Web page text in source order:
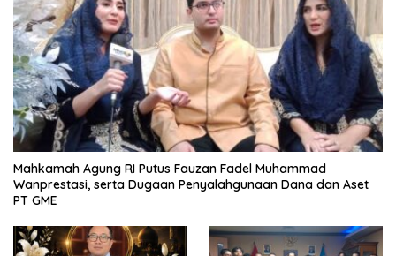
Mahkamah Agung RI Putus Fauzan Fadel Muhammad
Wanprestasi, serta Dugaan Penyalahgunaan Dana dan Aset
PT GME